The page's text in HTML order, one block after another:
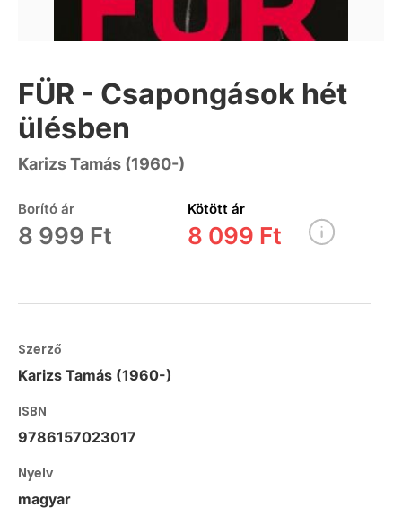
FÜR - Csapongások hét
ülésben
Karizs Tamás (1960-)
Borító ár
8 999 Ft
Kötött ár
8 099 Ft
Szerző
Karizs Tamás (1960-)
ISBN
9786157023017
Nyelv
magyar